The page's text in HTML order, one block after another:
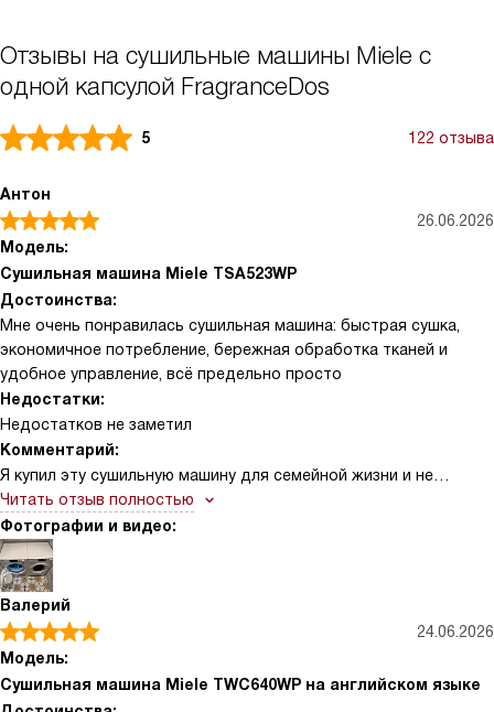
Отзывы на сушильные машины Miele с
одной капсулой FragranceDos
5 122 отзыва
Антон
26.06.2026
Модель:
Сушильная машина Miele TSA523WP
Достоинства:
Мне очень понравилась сушильная машина: быстрая сушка,
экономичное потребление, бережная обработка тканей и
удобное управление, всё предельно просто
Недостатки:
Недостатков не заметил
Комментарий:
Я купил эту сушильную машину для семейной жизни и не
пожалел. Сначала меня привлек компактный дизайн и понятная
панель управления. После нескольких недель использования
отмечаю экономичное потребление энергии и гибкие
программы: от интенсивной быстрой сушки до щадящей
обработки деликатных тканей. Сенсор определяет влажность
и автоматически подбирает время, что избавляет меня от
догадок и экономит электричество. Очень нравится функция
отложенного старта — ставлю стирку ночью, а сушилка
работает к нужному часу. Внутренний фильтр и контейнер для
Читать отзыв полностью
Фотографии и видео:
Валерий
24.06.2026
Модель:
Сушильная машина Miele TWC640WP на английском языке